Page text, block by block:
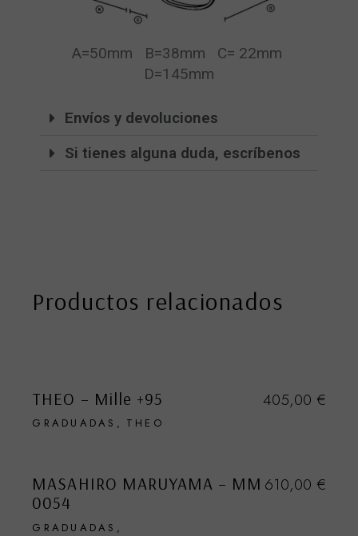
A=50mm B=38mm C= 22mm
D=145mm
Envíos y devoluciones
Si tienes alguna duda, escríbenos
Productos relacionados
THEO – Mille +95
GRADUADAS THEO
405,00 €
MASAHIRO MARUYAMA – MM
0054
GRADUADAS
610,00 €